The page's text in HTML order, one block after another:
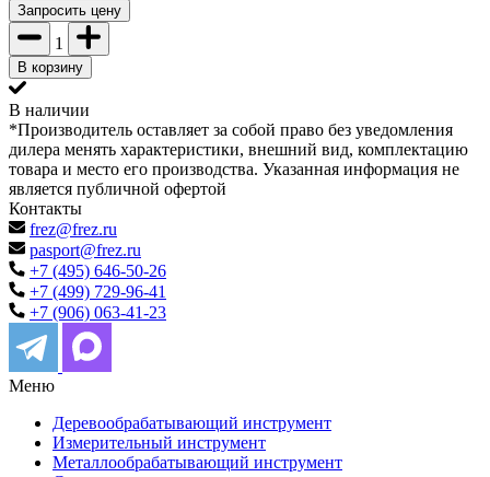
Запросить цену
1
В корзину
В наличии
*Производитель оставляет за собой право без уведомления
дилера менять характеристики, внешний вид, комплектацию
товара и место его производства. Указанная информация не
является публичной офертой
Контакты
frez@frez.ru
pasport@frez.ru
+7 (495) 646-50-26
+7 (499) 729-96-41
+7 (906) 063-41-23
Меню
Деревообрабатывающий инструмент
Измерительный инструмент
Металлообрабатывающий инструмент